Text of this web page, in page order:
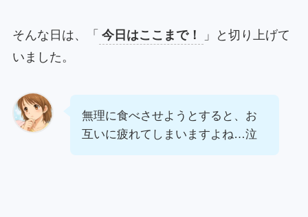
そんな日は、「 今日はここまで！
」と切り上げて
いました。
無理に食べさせようとすると、お
互いに疲れてしまいますよね…泣